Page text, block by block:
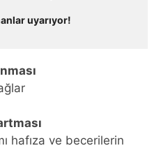
uyarıyor!
hafıza ve becerilerin